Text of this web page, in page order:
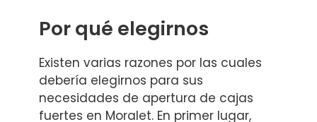
Por qué elegirnos
Existen varias razones por las cuales
debería elegirnos para sus
necesidades de apertura de cajas
fuertes en Moralet. En primer lugar,